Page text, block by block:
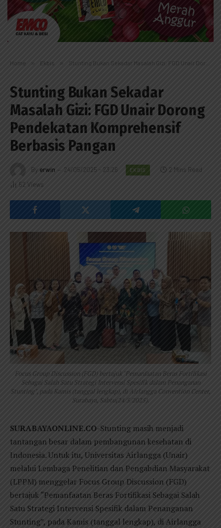
Home » Ekbis » Stunting Bukan Sekadar Masalah Gizi: FGD Unair Dorong Pendekatan Komprehensif Berbasis Pangan
Stunting Bukan Sekadar
Masalah Gizi: FGD Unair Dorong
Pendekatan Komprehensif
Berbasis Pangan
By erwin 24/05/2025 - 23:26 EKBIS
2 Mins Read
52 Views
Focus Group Discussion (FGD) bertajuk "Pemanfaatan Beras Fortifikasi
Sebagai Salah Satu Strategi Intervensi Spesifik dalam Penanganan
Stunting", pada Kamis (tanggal lengkap), di Airlangga Convention Center,
Surabaya, Sabtu(24/5/2025).
SURABAYAONLINE.CO-Stunting masih menjadi
tantangan besar dalam pembangunan kesehatan di
Indonesia. Untuk itu, Universitas Airlangga (Unair)
melalui Lembaga Penelitian dan Pengabdian Masyarakat
(LPPM) menggelar Focus Group Discussion (FGD)
bertajuk “Pemanfaatan Beras Fortifikasi Sebagai Salah
Satu Strategi Intervensi Spesifik dalam Penanganan
Stunting”, pada Kamis (tanggal lengkap), di Airlangga